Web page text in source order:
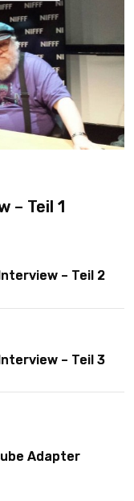
– Teil 1
– Teil 2
– Teil 3
Adapter